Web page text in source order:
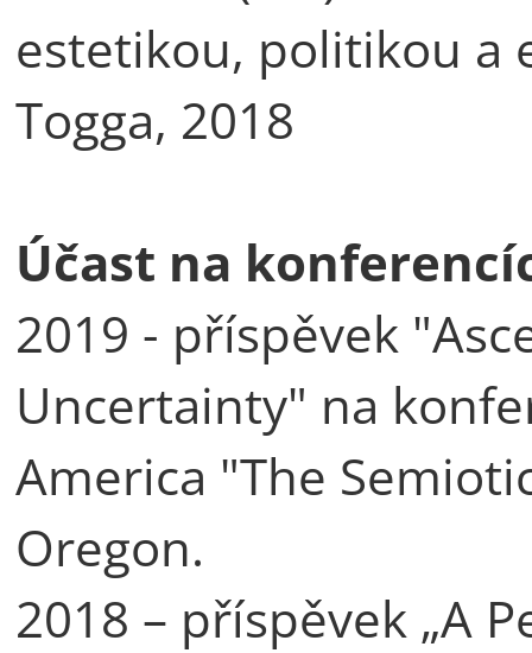
estetikou, politikou a
Togga, 2018
Účast na
2019 - příspěvek
Uncertainty" na
America "The
Oregon.
2018 – příspěvek „A